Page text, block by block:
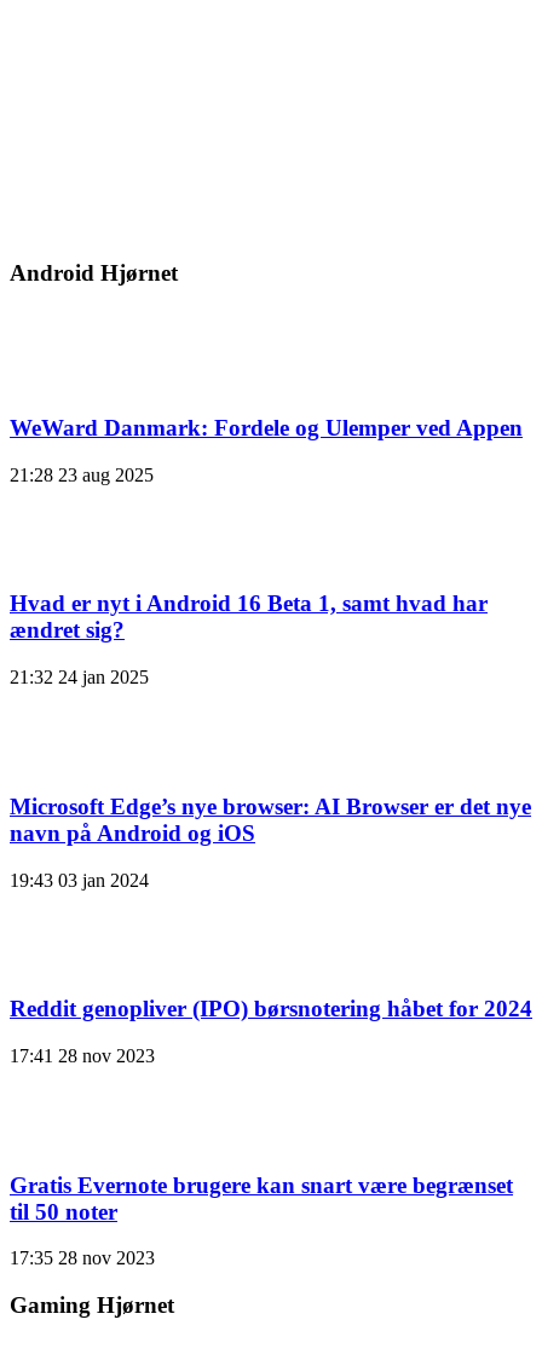
Android Hjørnet
WeWard Danmark: Fordele og Ulemper ved Appen
21:28 23 aug 2025
Hvad er nyt i Android 16 Beta 1, samt hvad har
ændret sig?
21:32 24 jan 2025
Microsoft Edge’s nye browser: AI Browser er det nye
navn på Android og iOS
19:43 03 jan 2024
Reddit genopliver (IPO) børsnotering håbet for 2024
17:41 28 nov 2023
Gratis Evernote brugere kan snart være begrænset
til 50 noter
17:35 28 nov 2023
Gaming Hjørnet